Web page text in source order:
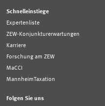
Schnelleinstiege
Expertenliste
ZEW-Konjunkturerwartungen
Karriere
Forschung am ZEW
MaCCI
MannheimTaxation
Folgen Sie uns